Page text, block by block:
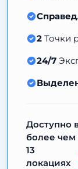
2 Точки
24/7
Доступно
более чем
13
локациях